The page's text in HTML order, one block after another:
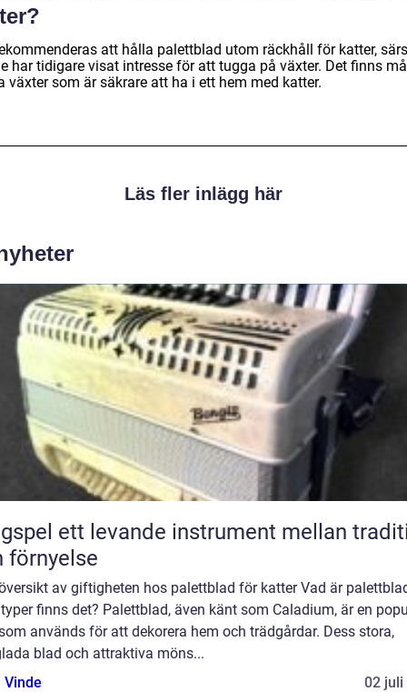
att hålla palettblad utom räckhåll för katter,
har tidigare visat intresse för att tugga på växter. Det finns
växter som är säkrare att ha i ett hem med katter.
Läs fler inlägg här
mellan tradition
förnyelse
av giftigheten hos palettblad för katter Vad är
finns det? Palettblad, även känt som Caladium, är en
används för att dekorera hem och trädgårdar. Dess stora,
blad och attraktiva möns...
Vinde
02 juli